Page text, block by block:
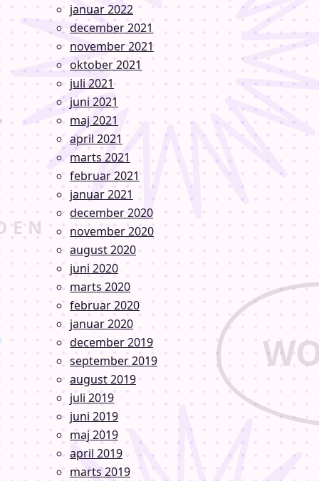
januar 2022
december 2021
november 2021
oktober 2021
juli 2021
juni 2021
maj 2021
april 2021
marts 2021
februar 2021
januar 2021
december 2020
november 2020
august 2020
juni 2020
marts 2020
februar 2020
januar 2020
december 2019
september 2019
august 2019
juli 2019
juni 2019
maj 2019
april 2019
marts 2019